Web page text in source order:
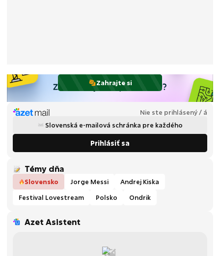
Zahrajte si
Nie ste prihlásený / á
Slovenská e-mailová schránka pre každého
Prihlásiť sa
Témy dňa
Slovensko Jorge Messi
Andrej Kiska
Festival Lovestream
Polsko Ondrik
Azet Asistent